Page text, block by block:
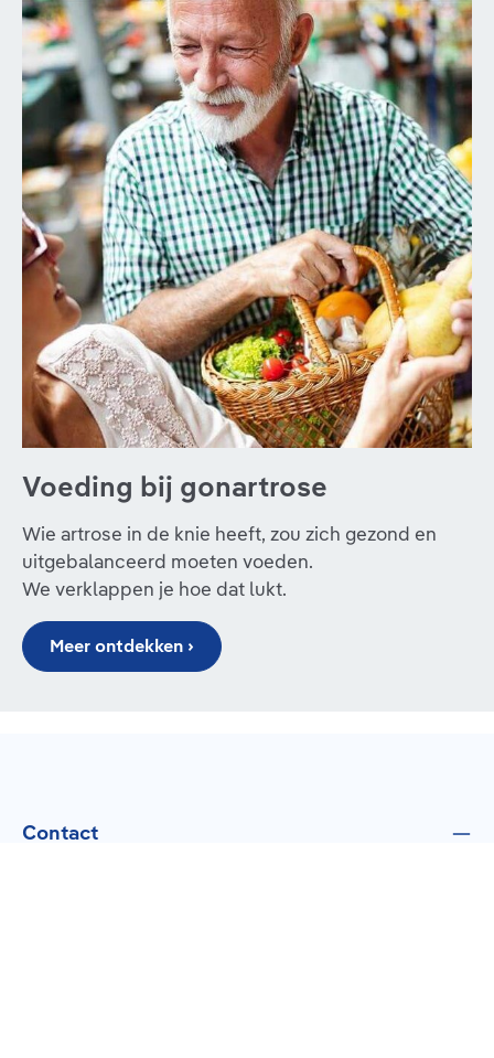
Voeding bij gonartrose
Wie artrose in de knie heeft, zou zich gezond en
uitgebalanceerd moeten voeden.
We verklappen je hoe dat lukt.
Meer ontdekken ›
Contact